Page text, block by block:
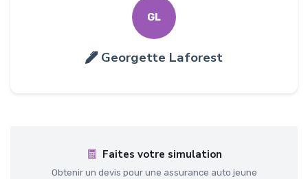
GL
Georgette Laforest
Faites votre simulation
Obtenir un devis pour une assurance auto jeune